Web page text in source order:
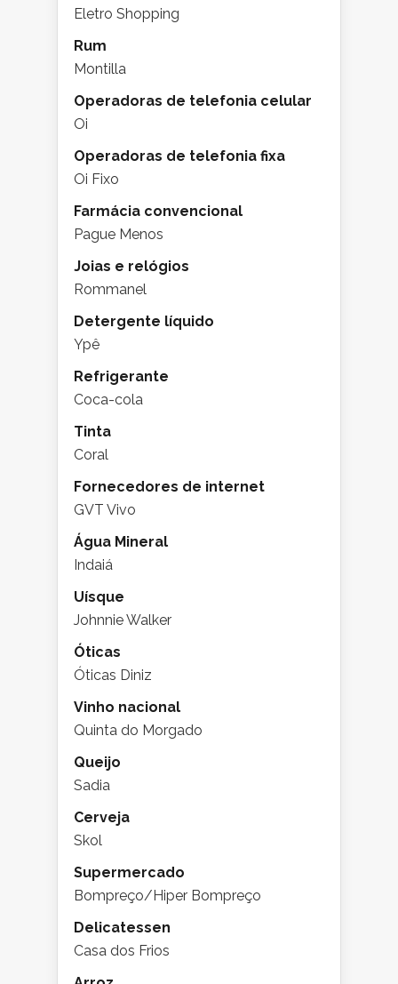
Eletro Shopping
Rum
Montilla
Operadoras de telefonia celular
Oi
Operadoras de telefonia fixa
Oi Fixo
Farmácia convencional
Pague Menos
Joias e relógios
Rommanel
Detergente líquido
Ypê
Refrigerante
Coca-cola
Tinta
Coral
Fornecedores de internet
GVT Vivo
Água Mineral
Indaiá
Uísque
Johnnie Walker
Óticas
Óticas Diniz
Vinho nacional
Quinta do Morgado
Queijo
Sadia
Cerveja
Skol
Supermercado
Bompreço/Hiper Bompreço
Delicatessen
Casa dos Frios